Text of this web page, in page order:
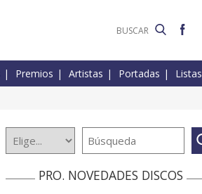
Premios Artistas Portadas Listas
PRO. NOVEDADES DISCOS